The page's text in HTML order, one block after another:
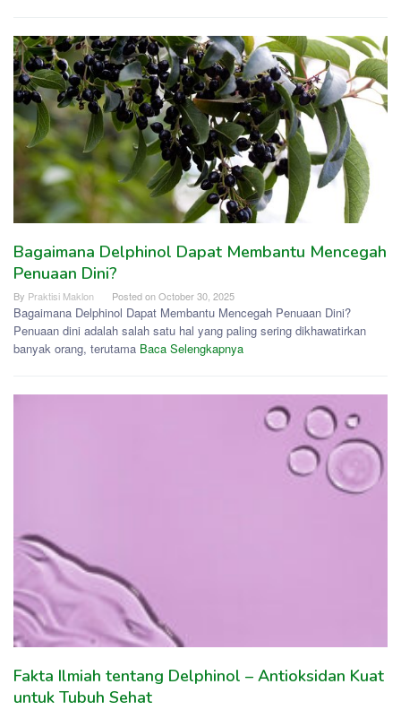
Bagaimana Delphinol Dapat Membantu Mencegah
Penuaan Dini?
By Praktisi Maklon Posted onOctober 30, 2025
Bagaimana Delphinol Dapat Membantu Mencegah Penuaan Dini?
Penuaan dini adalah salah satu hal yang paling sering dikhawatirkan
banyak orang, terutama Baca Selengkapnya
Fakta Ilmiah tentang Delphinol – Antioksidan Kuat
untuk Tubuh Sehat